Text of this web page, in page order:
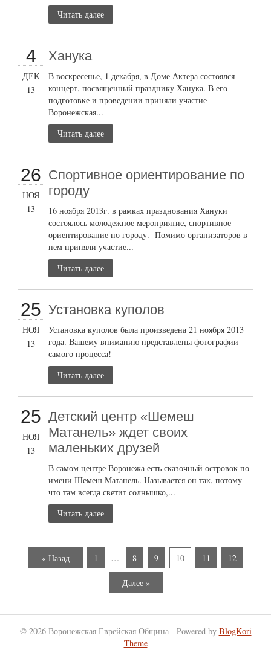
Читать далее
4
ДЕК
13
Ханука
В воскресенье, 1 декабря, в Доме Актера состоялся
концерт, посвященный празднику Ханука. В его
подготовке и проведении приняли участие
Воронежская...
Читать далее
26
НОЯ
13
Cпортивное ориентирование по
городу
16 ноября 2013г. в рамках празднования Хануки
состоялось молодежное мероприятие, спортивное
ориентирование по городу. Помимо организаторов в
нем приняли участие...
Читать далее
25
НОЯ
13
Установка куполов
Установка куполов была произведена 21 ноября 2013
года. Вашему вниманию представлены фотографии
самого процесса!
Читать далее
25
НОЯ
13
Детский центр «Шемеш
Матанель» ждет своих
маленьких друзей
В самом центре Воронежа есть сказочный островок по
имени Шемеш Матанель. Называется он так, потому
что там всегда светит солнышко,...
Читать далее
« Назад 1 … 8 9 10 11 12
Далее »
© 2026 Воронежская Еврейская Община - Powered by BlogKori
Theme